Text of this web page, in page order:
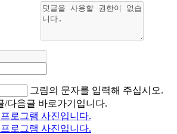
그림의 문자를 입력해 주십시오.
/다음글 바로가기입니다.
로그램 사진입니다.
로그램 사진입니다.